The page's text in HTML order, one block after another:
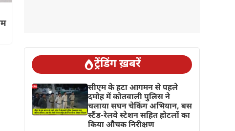
ट्रेंडिंग ख़बरें
सीएम के हटा आगमन से पहले
दमोह में कोतवाली पुलिस ने
चलाया सघन चेकिंग अभियान, बस
स्टैंड-रेलवे स्टेशन सहित होटलों का
किया औचक निरीक्षण